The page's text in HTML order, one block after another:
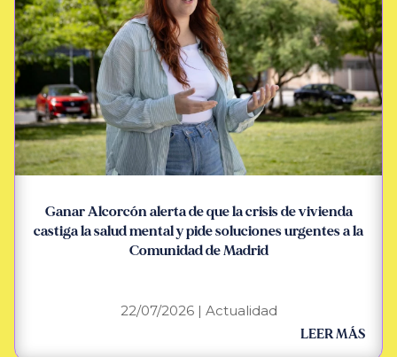
Ganar Alcorcón alerta de que la crisis de vivienda
castiga la salud mental y pide soluciones urgentes a la
Comunidad de Madrid
22/07/2026| Actualidad
LEER MÁS